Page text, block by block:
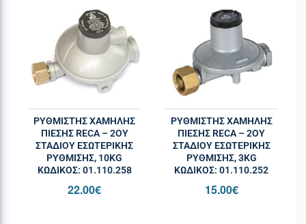
ΡΥΘΜΙΣΤΗΣ ΧΑΜΗΛΗΣ
ΠΙΕΣΗΣ RECA – 2ΟΥ
ΣΤΑΔΊΟΥ ΕΣΩΤΕΡΙΚΉΣ
ΡΎΘΜΙΣΗΣ, 10KG
ΚΩΔΙΚΌΣ: 01.110.258
22.00€
ΡΥΘΜΙΣΤΗΣ ΧΑΜΗΛΗΣ
ΠΙΕΣΗΣ RECA – 2ΟΥ
ΣΤΑΔΊΟΥ ΕΣΩΤΕΡΙΚΉΣ
ΡΎΘΜΙΣΗΣ, 3KG
ΚΩΔΙΚΌΣ: 01.110.252
15.00€